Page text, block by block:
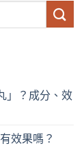
」？成分、效
效果嗎？